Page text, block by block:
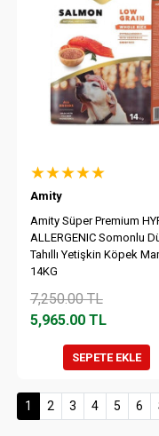
★★★★★
Amity
Amity Süper Premium
ALLERGENIC Somonlu
Tahıllı Yetişkin Köpek
14KG
7,250.00TL
5,965.00TL
SEPETE EKLE
1 (current)
2 3 4 5 6